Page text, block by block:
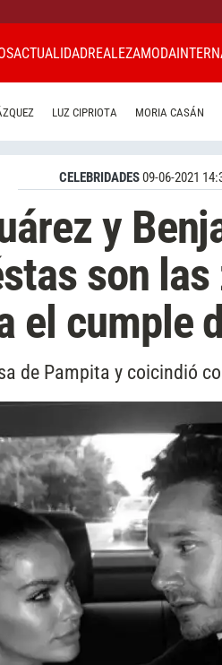
ACTUALIDADREALEZAMODA
LUZ CIPRIOTA MORIA CASÁN
CELEBRIDADES09-06-2021
y
son
el cumple
de Pampita y coicindió